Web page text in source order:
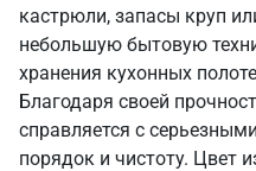
кастрюли, запасы круп
небольшую бытовую
хранения кухонных
Благодаря своей
справляется с
порядок и чистоту. Цвет